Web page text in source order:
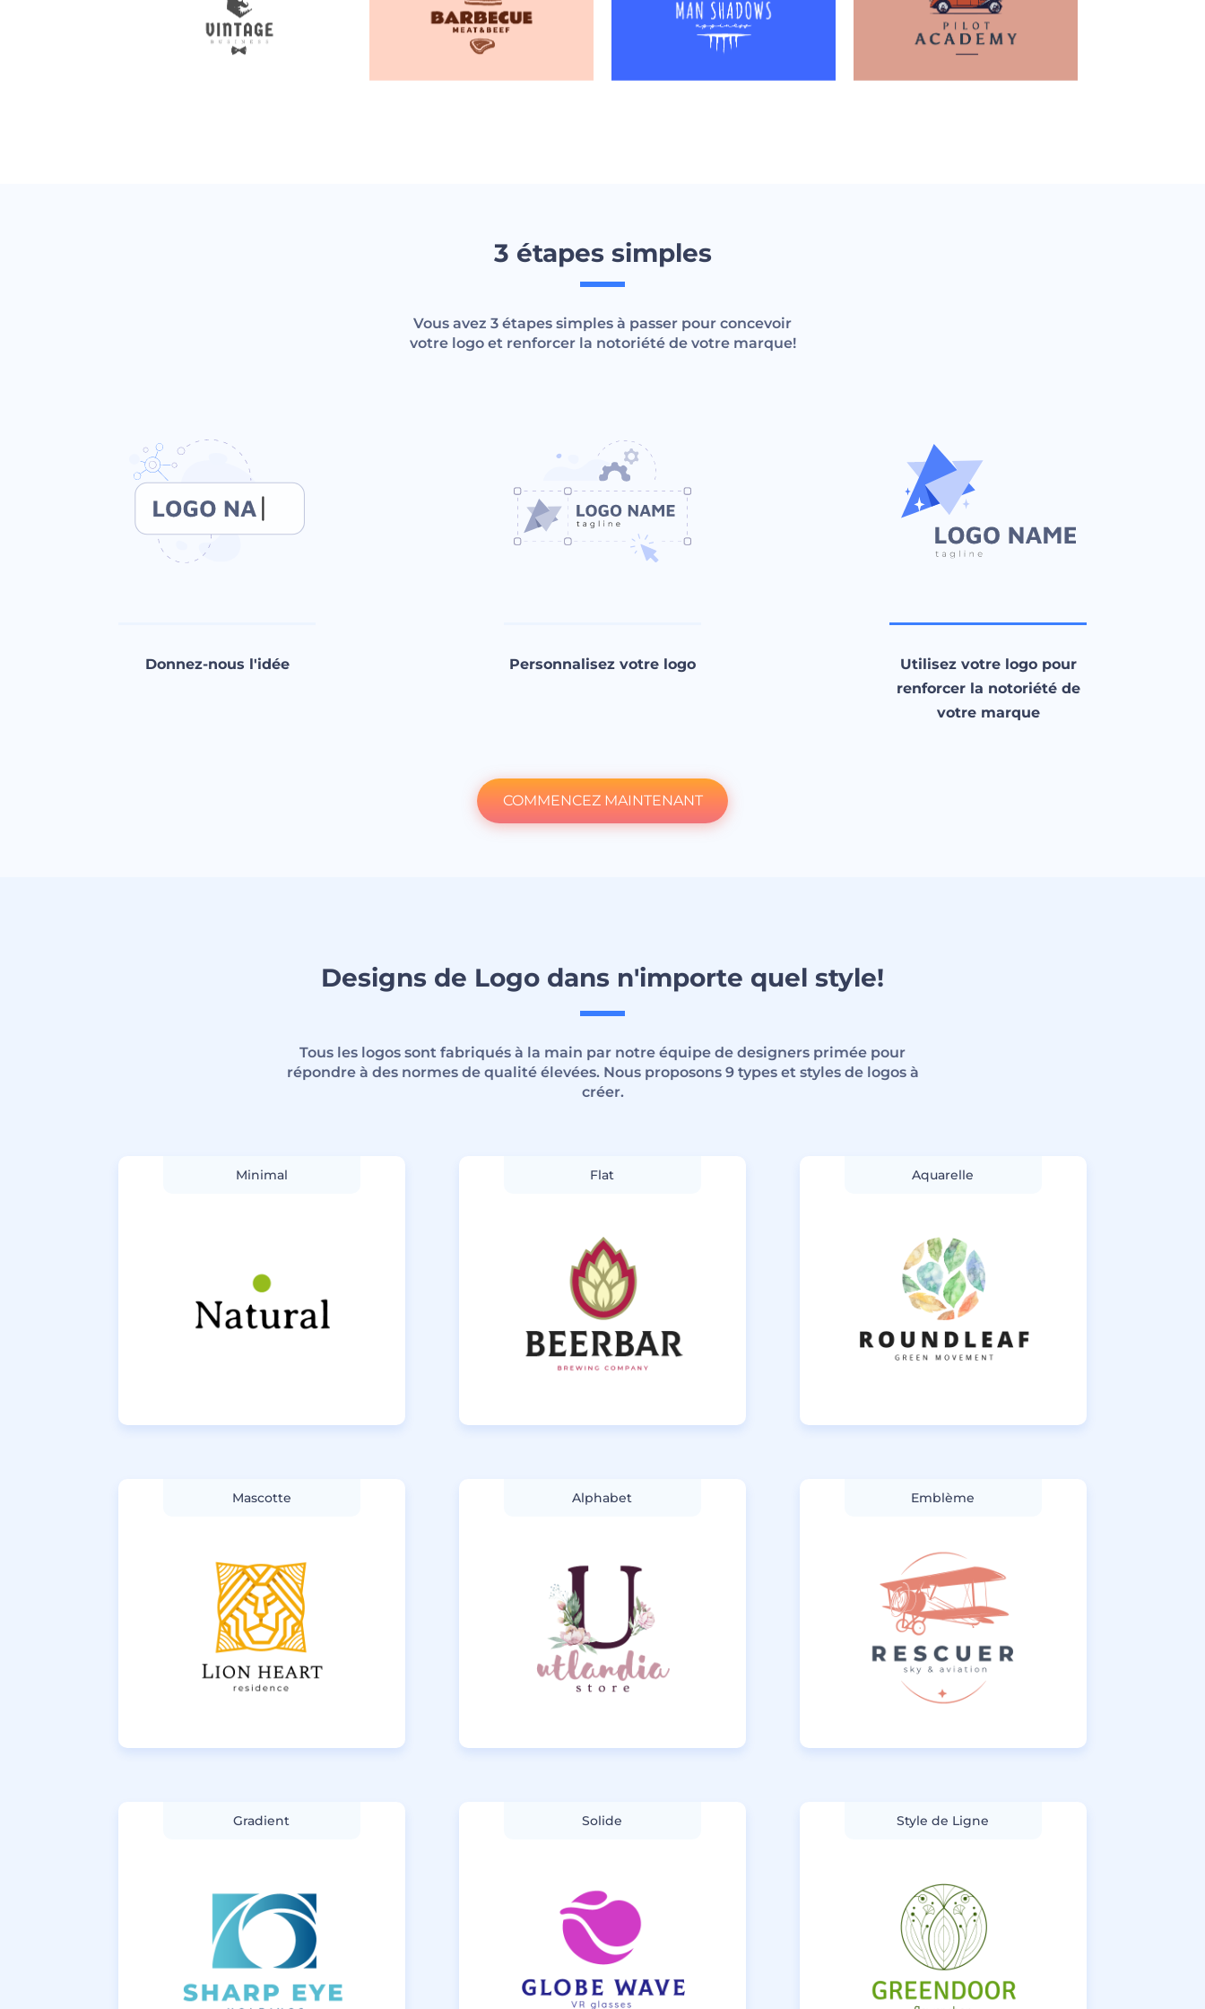
3 étapes simples
Vous avez 3 étapes simples à passer pour concevoir
votre logo et renforcer la notoriété de votre marque!
Donnez-nous l'idée Personnalisez votre logo
Utilisez votre logo pour
renforcer la notoriété de
votre marque
COMMENCEZ MAINTENANT
Designs de Logo dans n'importe quel style!
Tous les logos sont fabriqués à la main par notre équipe de designers primée pour
répondre à des normes de qualité élevées. Nous proposons 9 types et styles de logos à
créer.
Minimal Flat Aquarelle
Mascotte Alphabet Emblème
Gradient Solide Style de Ligne